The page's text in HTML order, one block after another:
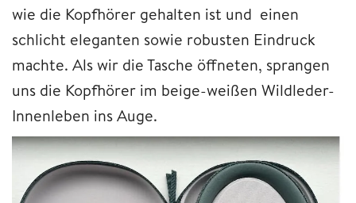
wie die Kopfhörer gehalten ist und einen
schlicht eleganten sowie robusten Eindruck
machte. Als wir die Tasche öffneten, sprangen
uns die Kopfhörer im beige-weißen Wildleder-
Innenleben ins Auge.